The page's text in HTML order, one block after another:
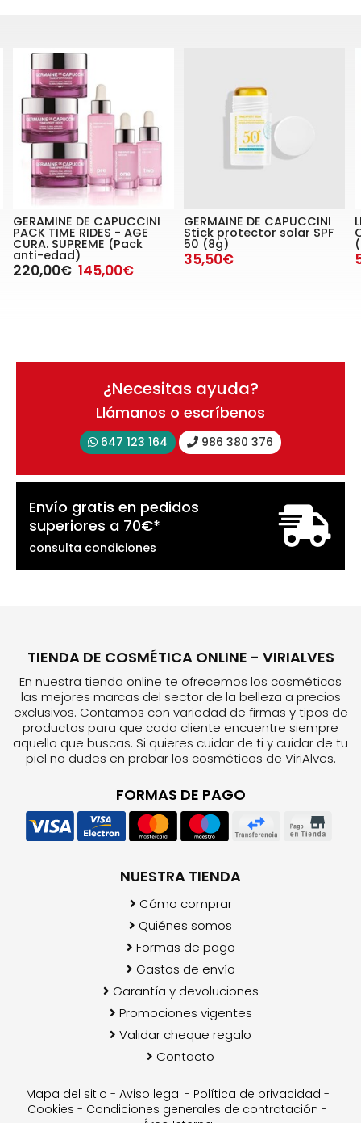
GERAMINE DE CAPUCCINI
PACK TIME RIDES - AGE
CURA. SUPREME (Pack
anti-edad)
220,00€ 145,00€
GERMAINE DE CAPUCCINI
Stick protector solar SPF
50 (8g)
35,50€
¿Necesitas ayuda?
Llámanos o escríbenos
647 123 164 986 380 376
Envío gratis en pedidos
superiores a 70€*
consulta condiciones
TIENDA DE COSMÉTICA ONLINE - VIRIALVES
En nuestra tienda online te ofrecemos los cosméticos
las mejores marcas del sector de la belleza a precios
exclusivos. Contamos con variedad de firmas y tipos de
productos para que cada cliente encuentre siempre
aquello que buscas. Si quieres cuidar de ti y cuidar de tu
piel no dudes en probar los cosméticos de ViriAlves.
FORMAS DE PAGO
NUESTRA TIENDA
Cómo comprar
Quiénes somos
Formas de pago
Gastos de envío
Garantía y devoluciones
Promociones vigentes
Validar cheque regalo
Contacto
Mapa del sitio - Aviso legal - Política de privacidad -
Cookies - Condiciones generales de contratación -